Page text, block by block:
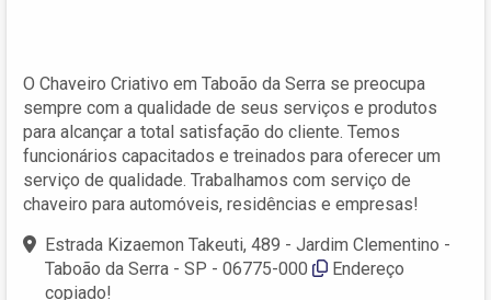
O Chaveiro Criativo em Taboão da Serra se preocupa
sempre com a qualidade de seus serviços e produtos
para alcançar a total satisfação do cliente. Temos
funcionários capacitados e treinados para oferecer um
serviço de qualidade. Trabalhamos com serviço de
chaveiro para automóveis, residências e empresas!
Estrada Kizaemon Takeuti, 489 - Jardim Clementino -
Taboão da Serra - SP - 06775-000
Endereço
copiado!